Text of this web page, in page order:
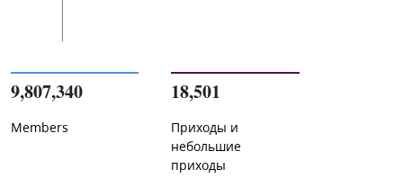
9,807,340
Members
18,501
Приходы и
небольшие
приходы